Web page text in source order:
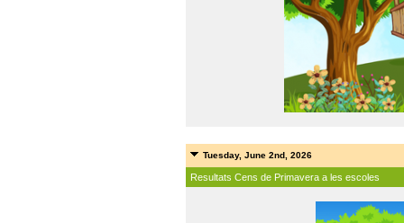
Tuesday, June 2nd, 2026
Resultats Cens de Primavera a les escoles